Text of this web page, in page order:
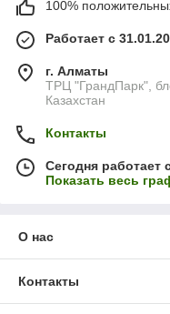
100%
Работает с
г. Алматы
ТРЦ "ГрандПарк",
Казахстан
Контакты
Сегодня работает
Показать весь
О нас
Контакты